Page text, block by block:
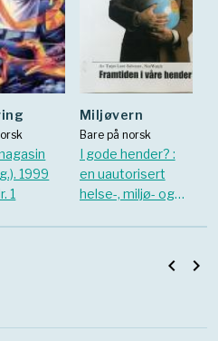
1999
1
Miljøvern
Bare på norsk
I gode hender? :
en uautorisert
helse-, miljø- og
navigate_before navigate_next